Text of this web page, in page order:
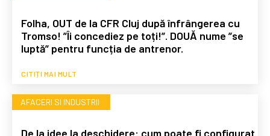
Folha, OUT de la CFR Cluj după înfrângerea cu
Tromso! ”Îi concediez pe toți!”. DOUĂ nume ”se
luptă” pentru funcția de antrenor.
CITIȚI MAI MULT
AFACERI SI INDUSTRII
De la idee la deschidere: cum poate fi configurat